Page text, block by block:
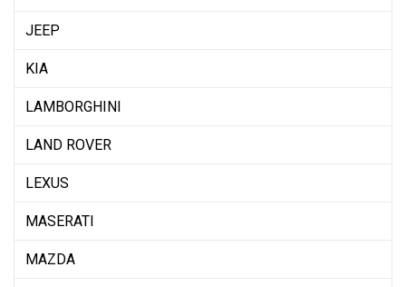
JEEP
KIA
LAMBORGHINI
LAND ROVER
LEXUS
MASERATI
MAZDA